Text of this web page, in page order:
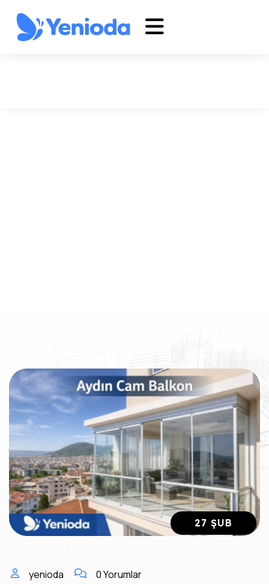
27 ŞUB
yenioda 0 Yorumlar